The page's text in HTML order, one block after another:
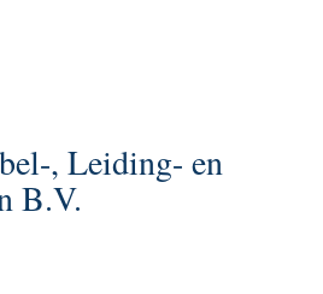
, Leiding- en
B.V.